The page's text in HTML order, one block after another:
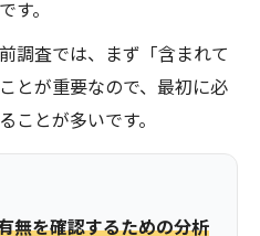
す。
調査では、まず「含まれて
とが重要なので、最初に必
ことが多いです。
無を確認するための分析